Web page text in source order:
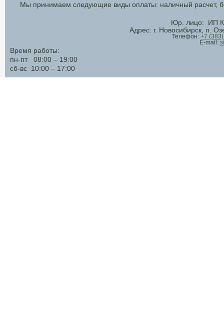
Мы принимаем следующие виды оплаты: наличный расчет,
Юр. лицо: ИП
Адрес: г. Новосибирск, п.
Телефон: +7
E-mail:
Время работы:
пн-пт 08:00 – 19:00
сб-вс 10:00 – 17:00